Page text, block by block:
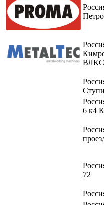
6 к4
72